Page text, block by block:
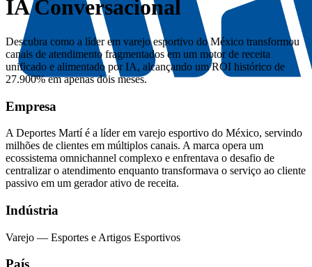
IA Conversacional
Descubra como a líder em varejo esportivo do México transformou
canais de atendimento fragmentados em um motor de receita
unificado e alimentado por IA, alcançando um ROI histórico de
27.900% em apenas dois meses.
Empresa
A Deportes Martí é a líder em varejo esportivo do México, servindo
milhões de clientes em múltiplos canais. A marca opera um
ecossistema omnichannel complexo e enfrentava o desafio de
centralizar o atendimento enquanto transformava o serviço ao cliente
passivo em um gerador ativo de receita.
Indústria
Varejo — Esportes e Artigos Esportivos